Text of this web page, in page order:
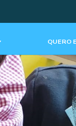
QUERO